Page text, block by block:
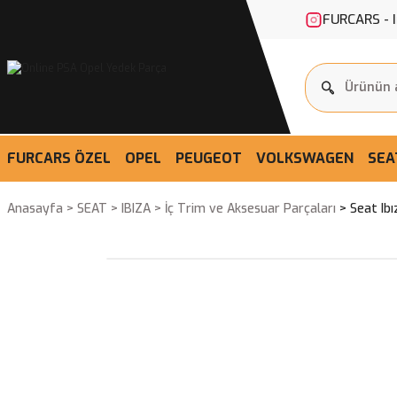
FURCARS
FURCARS ÖZEL OPEL PEUGEOT VOLKSWAGEN
Anasayfa SEAT IBIZA İç Trim ve Aksesuar Parçaları Seat